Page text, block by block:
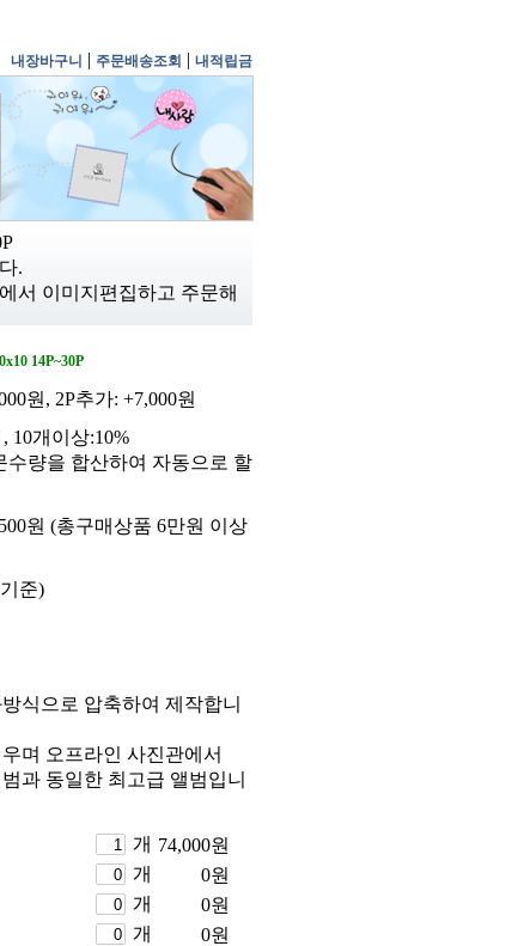
내장바구니 | 주문배송조회 | 내적립금
.
서 이미지편집하고 주문해
14P~30P
원, 2P추가: +7,000원
10개이상:10%
수량을 합산하여 자동으로 할
원 (총구매상품 6만원 이상
준)
식으로 압축하여 제작합니
며 오프라인 사진관에서
과 동일한 최고급 앨범입니
개 74,000원
개 0원
개 0원
개 0원